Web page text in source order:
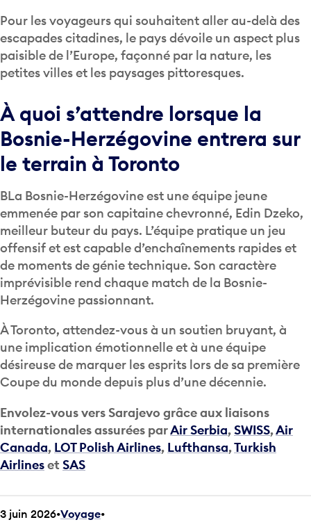
Pour les voyageurs qui souhaitent aller au-delà des
escapades citadines, le pays dévoile un aspect plus
paisible de l’Europe, façonné par la nature, les
petites villes et les paysages pittoresques.
À quoi s’attendre lorsque la
Bosnie-Herzégovine entrera sur
le terrain à Toronto
BLa Bosnie-Herzégovine est une équipe jeune
emmenée par son capitaine chevronné, Edin Dzeko,
meilleur buteur du pays. L’équipe pratique un jeu
offensif et est capable d’enchaînements rapides et
de moments de génie technique. Son caractère
imprévisible rend chaque match de la Bosnie-
Herzégovine passionnant.
À Toronto, attendez-vous à un soutien bruyant, à
une implication émotionnelle et à une équipe
désireuse de marquer les esprits lors de sa première
Coupe du monde depuis plus d’une décennie.
Envolez-vous vers Sarajevo grâce aux liaisons
internationales assurées parAir Serbia,SWISS,Air
Canada, LOT Polish Airlines, Lufthansa,Turkish
Airlineset SAS
3 juin 2026 Voyage•